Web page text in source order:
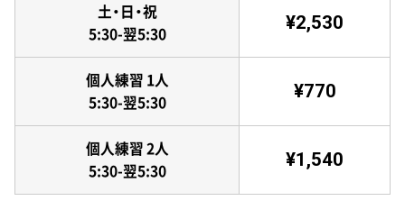
土・日・祝
5:30-翌5:30
¥2,530
個人練習 1人
5:30-翌5:30
¥770
個人練習 2人
5:30-翌5:30
¥1,540